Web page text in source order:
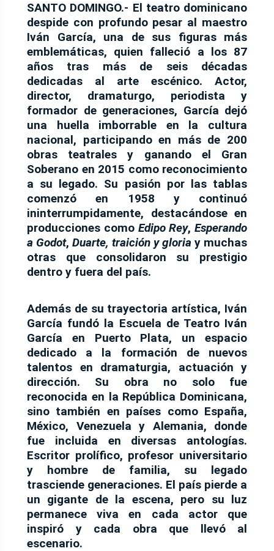
SANTO DOMINGO.- El teatro dominicano
despide con profundo pesar al maestro
Iván García, una de sus figuras más
emblemáticas, quien falleció a los 87
años tras más de seis décadas
dedicadas al arte escénico. Actor,
director, dramaturgo, periodista y
formador de generaciones, García dejó
una huella imborrable en la cultura
nacional, participando en más de 200
obras teatrales y ganando el Gran
Soberano en 2015 como reconocimiento
a su legado. Su pasión por las tablas
comenzó en 1958 y continuó
ininterrumpidamente, destacándose en
producciones como Edipo Rey, Esperando
a Godot, Duarte, traición y gloria y muchas
otras que consolidaron su prestigio
dentro y fuera del país.
Además de su trayectoria artística, Iván
García fundó la Escuela de Teatro Iván
García en Puerto Plata, un espacio
dedicado a la formación de nuevos
talentos en dramaturgia, actuación y
dirección. Su obra no solo fue
reconocida en la República Dominicana,
sino también en países como España,
México, Venezuela y Alemania, donde
fue incluida en diversas antologías.
Escritor prolífico, profesor universitario
y hombre de familia, su legado
trasciende generaciones. El país pierde a
un gigante de la escena, pero su luz
permanece viva en cada actor que
inspiró y cada obra que llevó al
escenario.